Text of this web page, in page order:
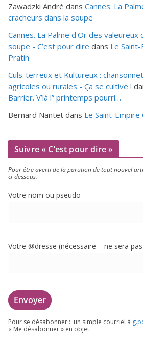
Zawadzki André dans Cannes. La
cracheurs dans la soupe
Cannes. La Palme d'Or des valeureux
soupe - C’est pour dire dans Le
Pratin
Culs-terreux et Kultureux :
agricoles ou rurales - Ça se cultive !
Barrier. V’là l” printemps pourri…
Bernard Nantet dans Le Saint-
Suivre « C’est pour dire »
Pour être aver­ti de la paru­tion de tout nou­vel
ci-dessous.
Votre nom ou pseudo
Votre @dresse (néces­saire – ne sera
Pour se désa­bon­ner : un simple cour­riel à
« Me désa­bon­ner » en objet.